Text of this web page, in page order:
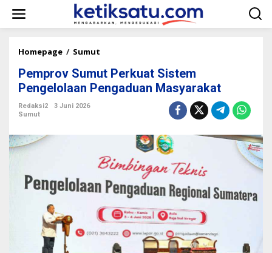
w
Homepage / Sumut
m
p
r
u
t
P
e
r
k
u
a
Pemprov Sumut Perkuat Sistem
Pengelolaan Pengaduan Masyarakat
Redaksi2
3 Juni 2026
Sumut